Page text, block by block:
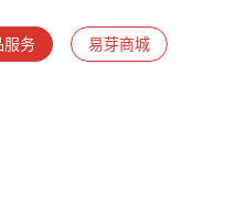
服务 易芽商城